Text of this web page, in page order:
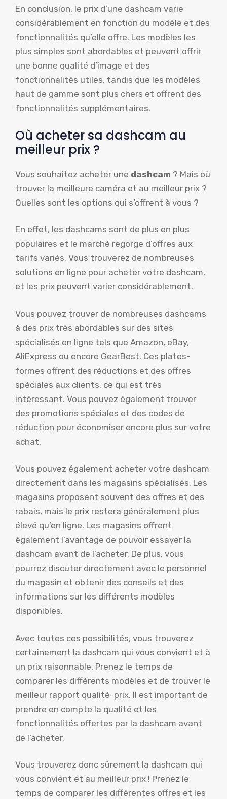
En conclusion, le prix d’une dashcam varie
considérablement en fonction du modèle et des
fonctionnalités qu’elle offre. Les modèles les
plus simples sont abordables et peuvent offrir
une bonne qualité d’image et des
fonctionnalités utiles, tandis que les modèles
haut de gamme sont plus chers et offrent des
fonctionnalités supplémentaires.
Où acheter sa dashcam au
meilleur prix ?
Vous souhaitez acheter une dashcam ? Mais où
trouver la meilleure caméra et au meilleur prix ?
Quelles sont les options qui s’offrent à vous ?
En effet, les dashcams sont de plus en plus
populaires et le marché regorge d’offres aux
tarifs variés. Vous trouverez de nombreuses
solutions en ligne pour acheter votre dashcam,
et les prix peuvent varier considérablement.
Vous pouvez trouver de nombreuses dashcams
à des prix très abordables sur des sites
spécialisés en ligne tels que Amazon, eBay,
AliExpress ou encore GearBest. Ces plates-
formes offrent des réductions et des offres
spéciales aux clients, ce qui est très
intéressant. Vous pouvez également trouver
des promotions spéciales et des codes de
réduction pour économiser encore plus sur votre
achat.
Vous pouvez également acheter votre dashcam
directement dans les magasins spécialisés. Les
magasins proposent souvent des offres et des
rabais, mais le prix restera généralement plus
élevé qu’en ligne. Les magasins offrent
également l’avantage de pouvoir essayer la
dashcam avant de l’acheter. De plus, vous
pourrez discuter directement avec le personnel
du magasin et obtenir des conseils et des
informations sur les différents modèles
disponibles.
Avec toutes ces possibilités, vous trouverez
certainement la dashcam qui vous convient et à
un prix raisonnable. Prenez le temps de
comparer les différents modèles et de trouver le
meilleur rapport qualité-prix. Il est important de
prendre en compte la qualité et les
fonctionnalités offertes par la dashcam avant
de l’acheter.
Vous trouverez donc sûrement la dashcam qui
vous convient et au meilleur prix ! Prenez le
temps de comparer les différentes offres et les